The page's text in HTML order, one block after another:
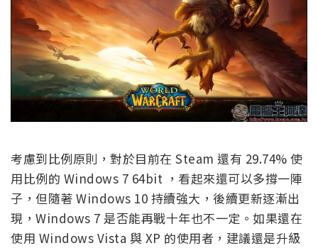
考慮到比例原則，對於目前在 Steam 還有 29.74% 使
用比例的 Windows 7 64bit ，看起來還可以多撐一陣
子，但隨著 Windows 10 持續強大，後續更新逐漸出
現，Windows 7 是否能再戰十年也不一定。如果還在
使用 Windows Vista 與 XP 的使用者，建議還是升級